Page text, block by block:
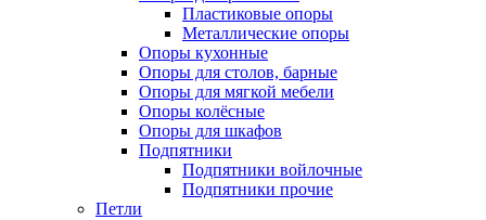
Пластиковые опоры
Металлические опоры
Опоры кухонные
Опоры для столов, барные
Опоры для мягкой мебели
Опоры колёсные
Опоры для шкафов
Подпятники
Подпятники войлочные
Подпятники прочие
Петли